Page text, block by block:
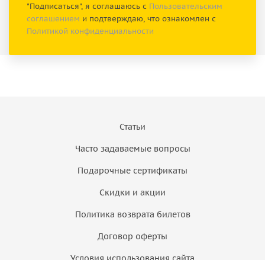
"Подписаться", я соглашаюсь с Пользовательским
соглашением и подтверждаю, что ознакомлен с
Политикой конфиденциальности
Статьи
Часто задаваемые вопросы
Подарочные сертификаты
Скидки и акции
Политика возврата билетов
Договор оферты